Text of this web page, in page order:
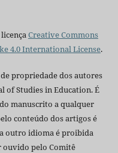
Creative Commons
4.0 International License.
propriedade dos autores
of Studies in Education. É
manuscrito a qualquer
conteúdo dos artigos é
outro idioma é proibida
ouvido pelo Comitê